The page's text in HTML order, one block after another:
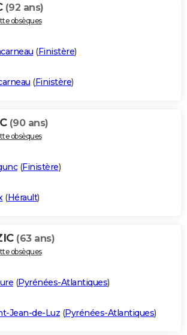
(92 ans)
obsèques
(Finistère)
(Finistère)
(90 ans)
obsèques
(Finistère)
(Hérault)
(63 ans)
obsèques
(Pyrénées-Atlantiques)
Jean-de-Luz (Pyrénées-Atlantiques)